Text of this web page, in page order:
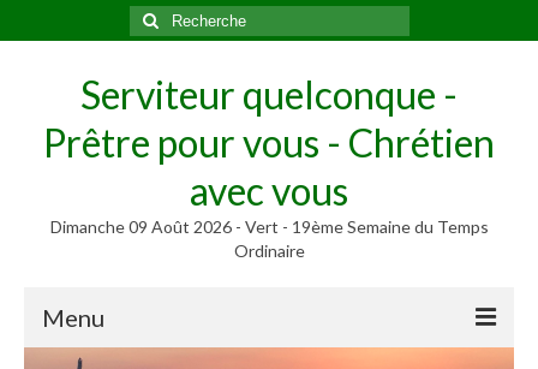
Rechercher
:
Serviteur quelconque -
Prêtre pour vous - Chrétien
avec vous
Dimanche 09 Août 2026 - Vert - 19ème Semaine du Temps
Ordinaire
Menu